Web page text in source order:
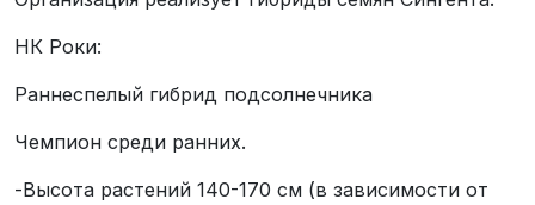
НК Роки:
Раннеcпелый гибрид подсолнечника
Чемпион среди ранних.
-Высота растений 140-170 см (в зависимости от